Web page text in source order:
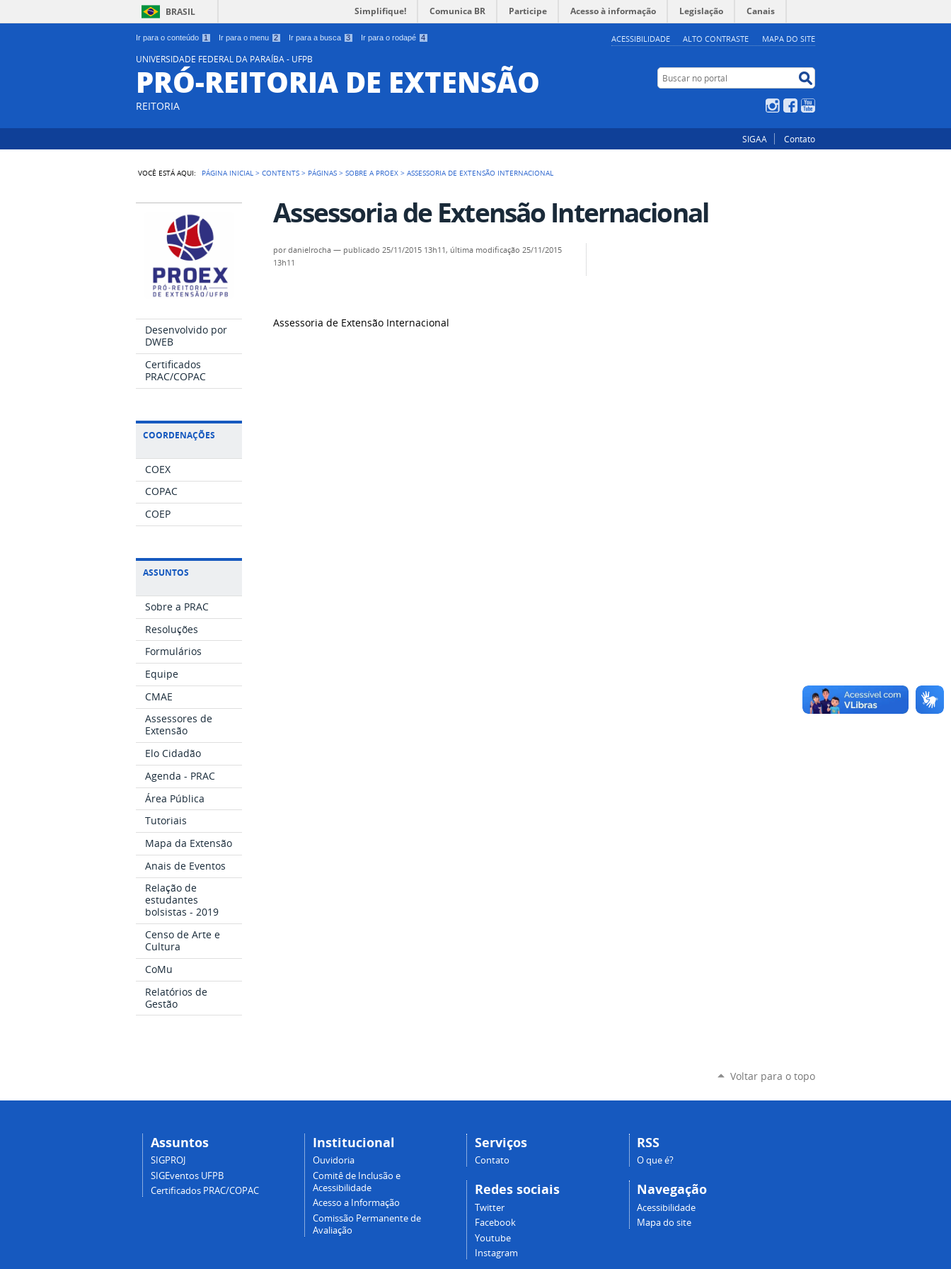
Ir para o conteúdo 1 Ir para o menu 2 Ir para a busca 3 Ir para o rodapé 4 ACESSIBILIDADE ALTO CONTRASTE MAPA DO SITE
BRASIL Simplifique! Comunica BR Participe Acesso à informação Legislação Canais
UNIVERSIDADE FEDERAL DA PARAÍBA - UFPB
PRÓ-REITORIA DE EXTENSÃO
REITORIA
Buscar no portal
InstagramFacebook
SIGAA Contato
VOCÊ ESTÁ AQUI: PÁGINA INICIAL >CONTENTS > PÁGINAS >SOBRE A PROEX >ASSESSORIA DE EXTENSÃO INTERNACIONAL
Desenvolvido por
DWEB
Certificados
PRAC/COPAC
COORDENAÇÕES
COEX
COPAC
COEP
ASSUNTOS
Sobre a PRAC
Resoluções
Formulários
Equipe
CMAE
Assessores de
Extensão
Elo Cidadão
Agenda - PRAC
Área Pública
Tutoriais
Mapa da Extensão
Anais de Eventos
Relação de
estudantes
bolsistas - 2019
Censo de Arte e
Cultura
CoMu
Relatórios de
Gestão
Assessoria de Extensão Internacional
pordanielrocha — publicado 25/11/2015 13h11, última modificação 25/11/2015
13h11
Assessoria de Extensão Internacional
Voltar para o topo
Assuntos
SIGPROJ
SIGEventos UFPB
Certificados PRAC/COPAC
Institucional
Ouvidoria
Comitê de Inclusão e
Acessibilidade
Acesso a Informação
Comissão Permanente de
Avaliação
Serviços
Contato
Redes sociais
Twitter
Facebook
Youtube
Instagram
RSS
O que é?
Navegação
Acessibilidade
Mapa do site